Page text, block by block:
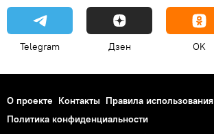
Telegram Дзен OK
О проекте Контакты Правила использования
Политика конфиденциальности